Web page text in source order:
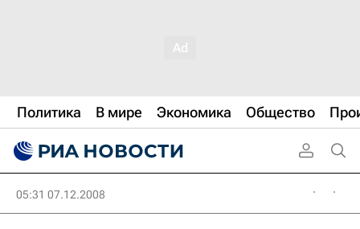
Политика В мире Экономика Общество
05:31 07.12.2008